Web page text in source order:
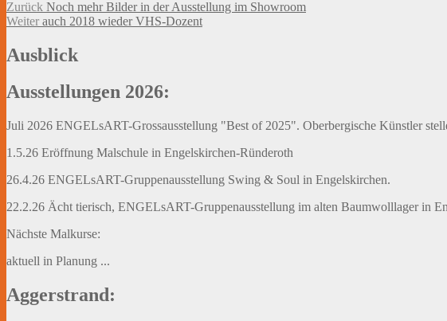
Beitragsnavigation
Zurück Vorheriger
Beitrag:
Noch mehr Bilder in der Ausstellung im Showroom
Weiter Nächster
auch 2018 wieder VHS-Dozent
Ausblick
Ausstellungen 2026:
Juli 2026 ENGELsART-Grossausstellung "Best of 2025". Oberbergische Künstler
1.5.26 Eröffnung Malschule in Engelskirchen-Ründeroth
26.4.26 ENGELsART-Gruppenausstellung Swing & Soul in Engelskirchen.
22.2.26 Ächt tierisch, ENGELsART-Gruppenausstellung im alten Baumwolllager in
Nächste Malkurse:
aktuell in Planung ...
Aggerstrand: